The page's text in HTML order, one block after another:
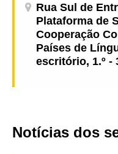
Rua Sul de
Plataforma de
Cooperação
Países de
escritório, 1.º -
Notícias dos